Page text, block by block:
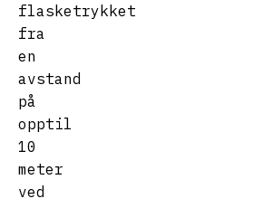
flasketrykket
fra
en
avstand
på
opptil
10
meter
ved